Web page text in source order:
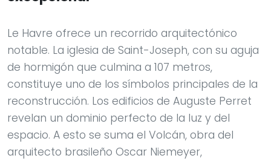
Le Havre ofrece un recorrido arquitectónico
notable. La iglesia de Saint-Joseph, con su aguja
de hormigón que culmina a 107 metros,
constituye uno de los símbolos principales de la
reconstrucción. Los edificios de Auguste Perret
revelan un dominio perfecto de la luz y del
espacio. A esto se suma el Volcán, obra del
arquitecto brasileño Oscar Niemeyer,